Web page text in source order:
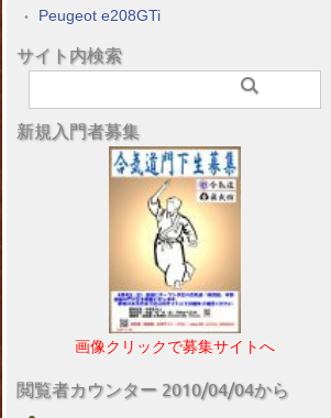
Peugeot e208GTi
サイト内検索
新規入門者募集
画像クリックで募集サイトへ
閲覧者カウンター 2010/04/04から